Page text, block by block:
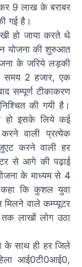
9 लाख के बराबर
गई है।
हो जाया करते थे
योजना की शुरुआत
के जरिये लड़की
समय 2 हजार, एक
सम्पूर्ण टीकाकरण
की गयी है।
हो इसके लिये कई
वाली प्रत्येक
करने वाली हर
से आगे की पढ़ाई
के माध्यम से 4
कहा कि कुशल युवा
वाले कम्प्यूटर
लाखों लोग उठा
के साथ ही हर जिले
आई0टी0आई0,